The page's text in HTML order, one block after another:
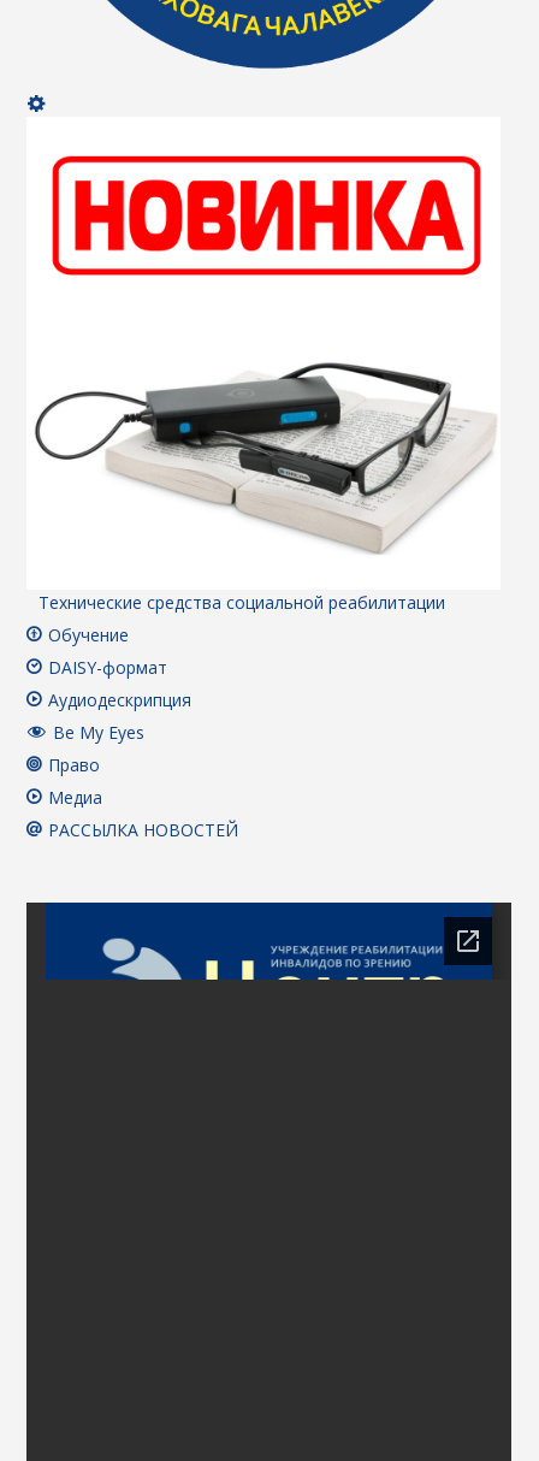
Технические средства социальной реабилитации
Обучение
DAISY-формат
Аудиодескрипция
Be My Eyes
Право
Медиа
РАССЫЛКА НОВОСТЕЙ